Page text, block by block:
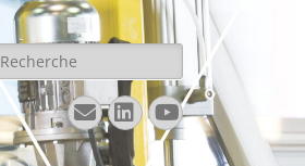
Rechercher :
E-
mail
Linkedin
YouTube